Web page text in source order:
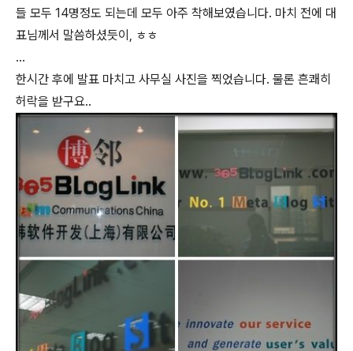
들 모두 14명정도 되는데 모두 아주 착해보였습니다. 마치 전에 대
표님께서 말씀하셨듯이, ㅎㅎ
...
한시간 후에 발표 마치고 사무실 사진을 찍었습니다. 물론 흔쾌히
허락을 받구요..